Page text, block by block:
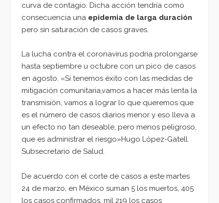
curva de contagio. Dicha acción tendría como
consecuencia una epidemia de larga duración
pero sin saturación de casos graves.
La lucha contra el coronavirus podría prolongarse
hasta septiembre u octubre con un pico de casos
en agosto. «Si tenemos éxito con las medidas de
mitigación comunitaria,vamos a hacer más lenta la
transmisión, vamos a lograr lo que queremos que
es el número de casos diarios menor y eso lleva a
un efecto no tan deseable, pero menos peligroso,
que es administrar el riesgo»Hugo López-Gatell.
Subsecretario de Salud.
De acuerdo con el corte de casos a este martes
24 de marzo, en México suman 5 los muertos, 405
los casos confirmados, mil 219 los casos